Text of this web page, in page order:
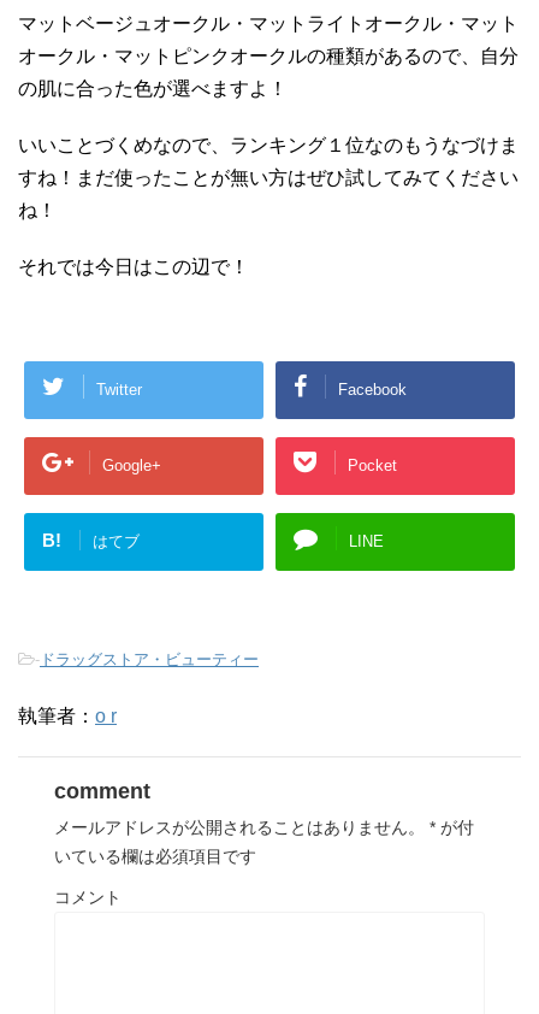
マットベージュオークル・マットライトオークル・マット
オークル・マットピンクオークルの種類があるので、自分
の肌に合った色が選べますよ！
いいことづくめなので、ランキング１位なのもうなづけま
すね！まだ使ったことが無い方はぜひ試してみてください
ね！
それでは今日はこの辺で！
Twitter Facebook
Google+ Pocket
B! はてブ LINE
- ドラッグストア・ビューティー
執筆者： o r
comment
メールアドレスが公開されることはありません。 * が付
いている欄は必須項目です
コメント